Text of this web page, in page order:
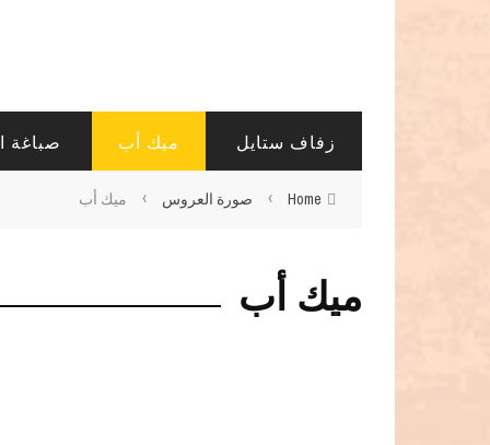
زفاف ستايل ميك أب صباغة
Home
› صورة العروس › ميك أب
ميك أب